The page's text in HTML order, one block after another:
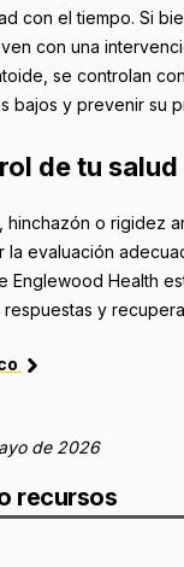
recursos
con el tiempo. Si
con una
se controlan
bajos y prevenir su
de tu salud
hinchazón o rigidez
la evaluación
Englewood Health
y
de 2026